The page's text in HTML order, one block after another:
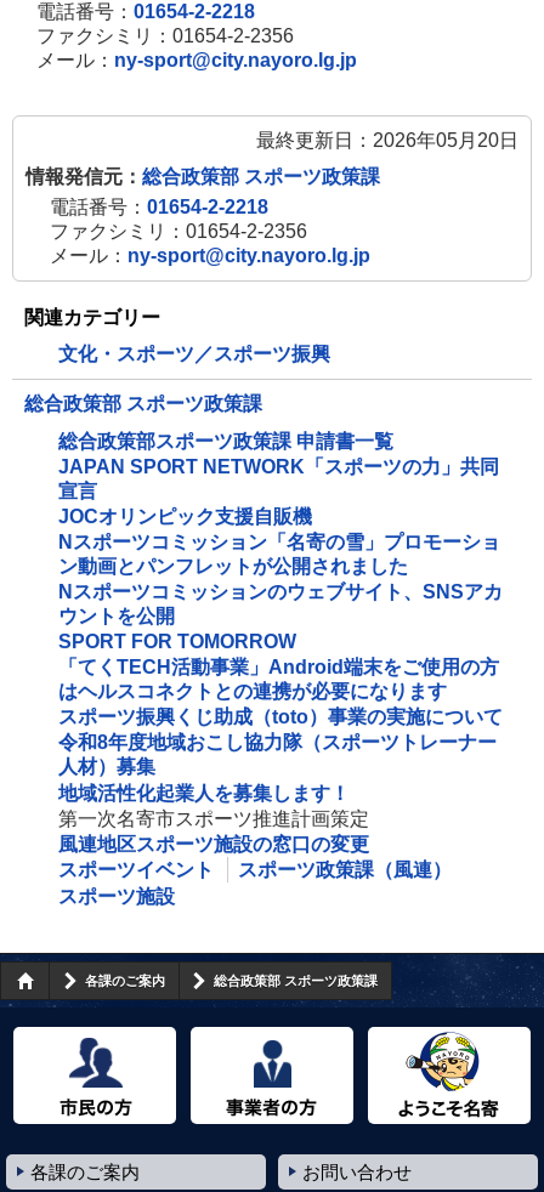
電話番号： 01654-2-2218
ファクシミリ：01654-2-2356
メール： ny-sport@city.nayoro.lg.jp
最終更新日：2026年05月20日
情報発信元： 総合政策部 スポーツ政策課
電話番号： 01654-2-2218
ファクシミリ：01654-2-2356
メール： ny-sport@city.nayoro.lg.jp
関連カテゴリー
文化・スポーツ／スポーツ振興
総合政策部 スポーツ政策課
総合政策部スポーツ政策課 申請書一覧
JAPAN SPORT NETWORK「スポーツの力」共同
宣言
JOCオリンピック支援自販機
Nスポーツコミッション「名寄の雪」プロモーショ
ン動画とパンフレットが公開されました
Nスポーツコミッションのウェブサイト、SNSアカ
ウントを公開
SPORT FOR TOMORROW
「てくTECH活動事業」Android端末をご使用の方
はヘルスコネクトとの連携が必要になります
スポーツ振興くじ助成（toto）事業の実施について
令和8年度地域おこし協力隊（スポーツトレーナー
人材）募集
地域活性化起業人を募集します！
第一次名寄市スポーツ推進計画策定
風連地区スポーツ施設の窓口の変更
スポーツイベント
スポーツ政策課（風連）
スポーツ施設
各課のご案内 総合政策部 スポーツ政策課
各課のご案内 お問い合わせ